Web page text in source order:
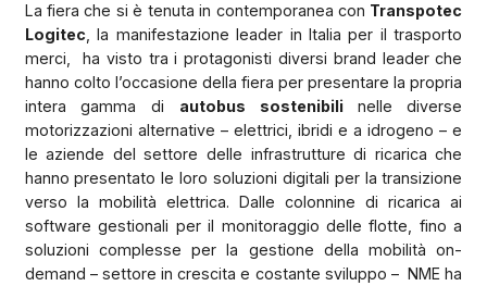
La fiera che si è tenuta in contemporanea con Transpotec
Logitec, la manifestazione leader in Italia per il trasporto
merci, ha visto tra i protagonisti diversi brand leader che
hanno colto l’occasione della fiera per presentare la propria
intera gamma di autobus sostenibili nelle diverse
motorizzazioni alternative – elettrici, ibridi e a idrogeno – e
le aziende del settore delle infrastrutture di ricarica che
hanno presentato le loro soluzioni digitali per la transizione
verso la mobilità elettrica. Dalle colonnine di ricarica ai
software gestionali per il monitoraggio delle flotte, fino a
soluzioni complesse per la gestione della mobilità on-
demand – settore in crescita e costante sviluppo – NME ha